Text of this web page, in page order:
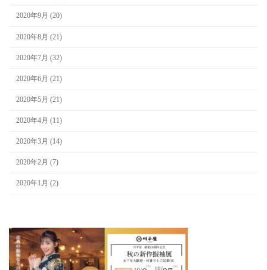
2020年9月 (20)
2020年8月 (21)
2020年7月 (32)
2020年6月 (21)
2020年5月 (21)
2020年4月 (11)
2020年3月 (14)
2020年2月 (7)
2020年1月 (2)